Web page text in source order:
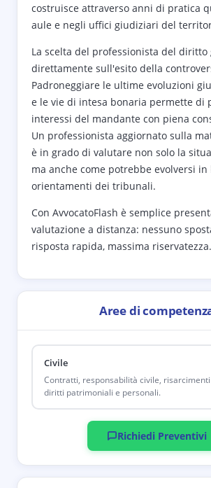
costruisce attraverso anni di pratica
aule e negli uffici giudiziari del
La scelta del professionista del diritto
direttamente sull'esito della
Padroneggiare le ultime evoluzioni
e le vie di intesa bonaria permette di
interessi del mandante con piena
Un professionista aggiornato sulla
è in grado di valutare non solo la
ma anche come potrebbe evolversi
orientamenti dei tribunali.
Con AvvocatoFlash è semplice
valutazione a distanza: nessuno
risposta rapida, massima riservatezza.
Aree di
Civile
Contratti, responsabilità civile,
diritti patrimoniali e personali.
Richiedi Preventivi